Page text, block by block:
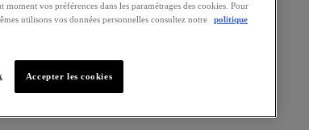
vos préférences dans les paramétrages des cookies. Pour
utilisons vos données personnelles consultez notre
politique
Accepter les cookies